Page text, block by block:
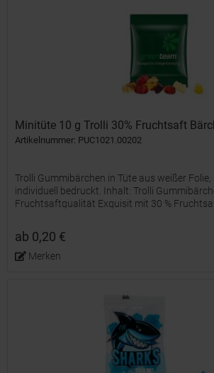
Minitüte 10 g Trolli 30% Fruchtsaft
Artikelnummer: PUC1021.00202
Trolli Gummibärchen in Tüte aus weißer
individuell bedruckt. Inhalt: Trolli
Fruchtsaftqualität Exquisit mit 30 %
ab 0,20 €
Merken